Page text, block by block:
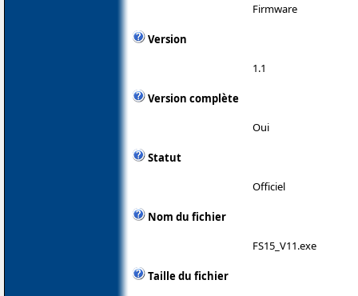
Firmware
Version
1.1
Version complète
Oui
Statut
Officiel
Nom du fichier
FS15_V11.exe
Taille du fichier